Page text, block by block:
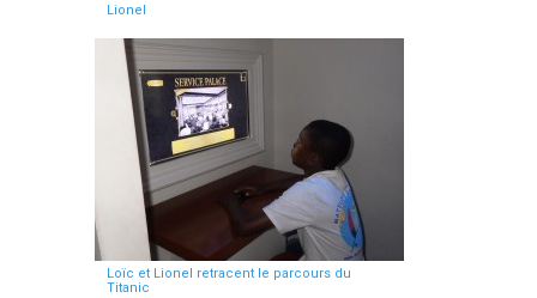
Lionel
Loïc et Lionel retracent le parcours du
Titanic